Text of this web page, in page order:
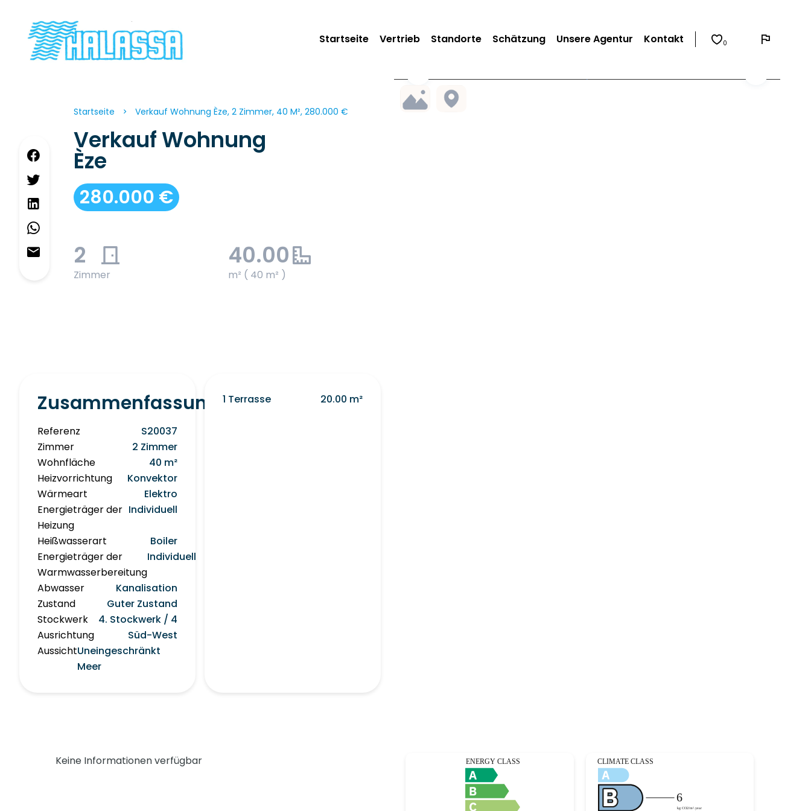
Startseite Vertrieb Standorte Schätzung Unsere Agentur Kontakt 0
Startseite Verkauf Wohnung Èze, 2 Zimmer, 40 M², 280.000 €
Verkauf Wohnung
Èze
280.000 €
2
Zimmer
40.00
m² ( 40 m² )
Zusammenfassung
Referenz
S20037
Zimmer
2 Zimmer
Wohnfläche
40 m²
Heizvorrichtung
Konvektor
Wärmeart
Elektro
Energieträger der
Heizung
Individuell
Heißwasserart
Boiler
Energieträger der
Warmwasserbereitung
Individuell
Abwasser
Kanalisation
Zustand
Guter Zustand
Stockwerk
4. Stockwerk / 4
Ausrichtung
Süd-West
AussichtUneingeschränkt
Meer
1 Terrasse 20.00 m²
Keine Informationen verfügbar